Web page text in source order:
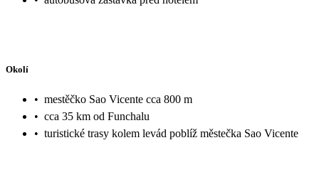
Okolí
• mestěčko Sao Vicente cca 800 m
• cca 35 km od Funchalu
• turistické trasy kolem levád poblíž městečka Sao Vicente